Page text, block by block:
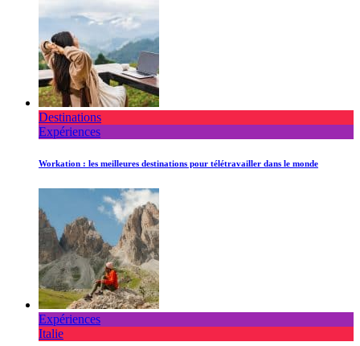
Destinations
Expériences
Workation : les meilleures destinations pour télétravailler dans le monde
Expériences
Italie